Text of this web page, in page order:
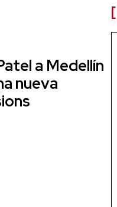
a Medellín
nueva